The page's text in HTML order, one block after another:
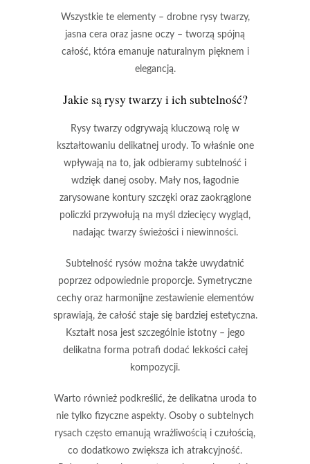
Wszystkie te elementy – drobne rysy twarzy,
jasna cera oraz jasne oczy – tworzą spójną
całość, która emanuje naturalnym pięknem i
elegancją.
Jakie są rysy twarzy i ich subtelność?
Rysy twarzy odgrywają kluczową rolę w
kształtowaniu delikatnej urody. To właśnie one
wpływają na to, jak odbieramy subtelność i
wdzięk danej osoby. Mały nos, łagodnie
zarysowane kontury szczękioraz zaokrąglone
policzki przywołują na myśl dziecięcy wygląd,
nadając twarzy świeżości i niewinności.
Subtelność rysów można także uwydatnić
poprzez odpowiednie proporcje. Symetryczne
cechyoraz harmonijne zestawienie elementów
sprawiają, że całość staje się bardziej estetyczna.
Kształt nosa jest szczególnie istotny – jego
delikatna forma potrafi dodać lekkości całej
kompozycji.
Warto również podkreślić, że delikatna uroda to
nie tylko fizyczne aspekty. Osoby o subtelnych
rysach często emanują wrażliwością i czułością,
co dodatkowo zwiększa ich atrakcyjność.